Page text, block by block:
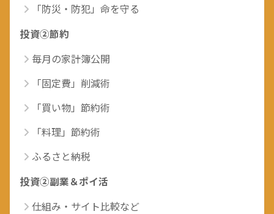
「防災・防犯」命を守る
投資②節約
毎月の家計簿公開
「固定費」削減術
「買い物」節約術
「料理」節約術
ふるさと納税
投資②副業＆ポイ活
仕組み・サイト比較など